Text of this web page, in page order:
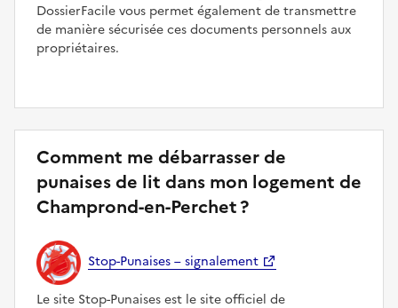
DossierFacile vous permet également de transmettre
de manière sécurisée ces documents personnels aux
propriétaires.
Comment me débarrasser de
punaises de lit dans mon logement de
Champrond-en-Perchet ?
Stop-Punaises – signalement
Le site Stop-Punaises est le site officiel de